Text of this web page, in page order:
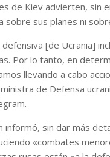
de Kiev advierten, sin
sobre sus planes ni
[de Ucrania]
Por lo tanto, en
llevando a cabo
de Defensa
informó, sin dar más
«combates